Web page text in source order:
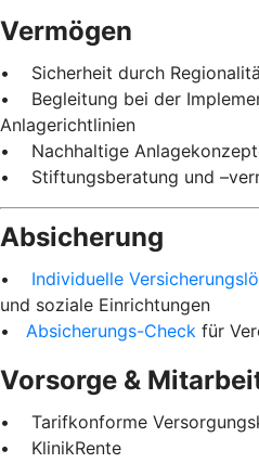
Vermögen
• Sicherheit durch
• Begleitung bei der
Anlagerichtlinien
• Nachhaltige
• Stiftungsberatung und
Absicherung
• Individuelle
und soziale Einrichtungen
• Absicherungs-Check für
Vorsorge &
• Tarifkonforme
• KlinikRente